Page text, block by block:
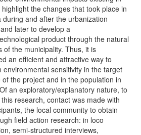
the changes that took place in
during and after the urbanization
later to develop a
product through the natural
of the municipality. Thus, it is
an efficient and attractive way to
environmental sensitivity in the target
of the project and in the population in
an exploratory/explanatory nature, to
research, contact was made with
the local community to obtain
field action research: in loco
semi-structured interviews,